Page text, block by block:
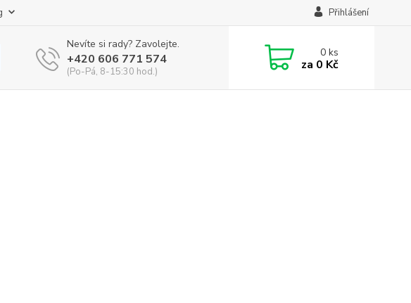
Přihlášení
Nevíte si rady? Zavolejte.
+420 606 771 574
(Po-Pá, 8-15:30 hod.)
0ks
za 0 Kč